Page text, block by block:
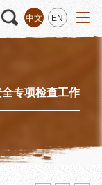
中文 EN
藏品 藏品概述
数字资源
捐赠名录
专项检查工作